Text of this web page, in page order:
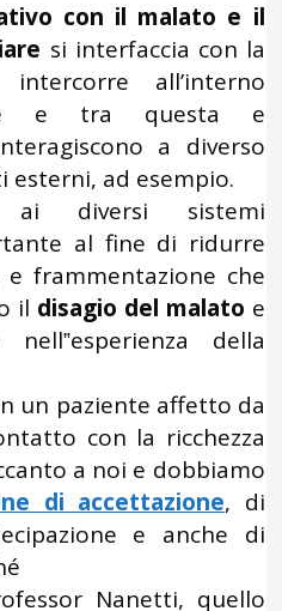
con il malato e il
si interfaccia con la
all’interno
e tra questa e
a diverso
ad esempio.
ai diversi sistemi
al fine di ridurre
frammentazione che
il disagio del malato e
della
un paziente affetto da
con la ricchezza
a noi e dobbiamo
di accettazione, di
e anche di
Nanetti, quello